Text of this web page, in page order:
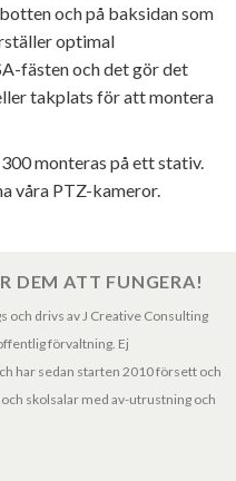
och på baksidan som
optimal
fästen och det gör det
takplats för att montera
monteras på ett stativ.
våra PTZ-kameror.
DEM ATT FUNGERA!
och drivs av J Creative Consulting
förvaltning. Ej
har sedan starten 2010 försett och
skolsalar med av-utrustning och